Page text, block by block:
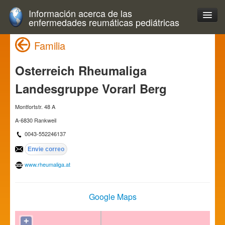
Información acerca de las
enfermedades reumáticas pediátricas
Familia
Osterreich Rheumaliga
Landesgruppe Vorarl Berg
Montfortstr. 48 A
A-6830 Rankweil
0043-552246137
www.rheumaliga.at
Google Maps
+